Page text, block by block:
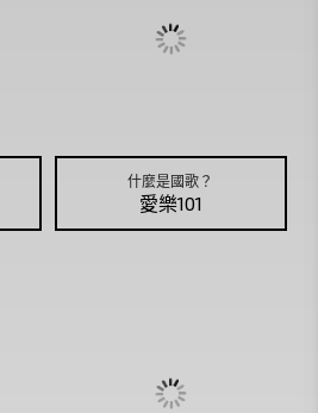
什麼是國歌？
愛樂101